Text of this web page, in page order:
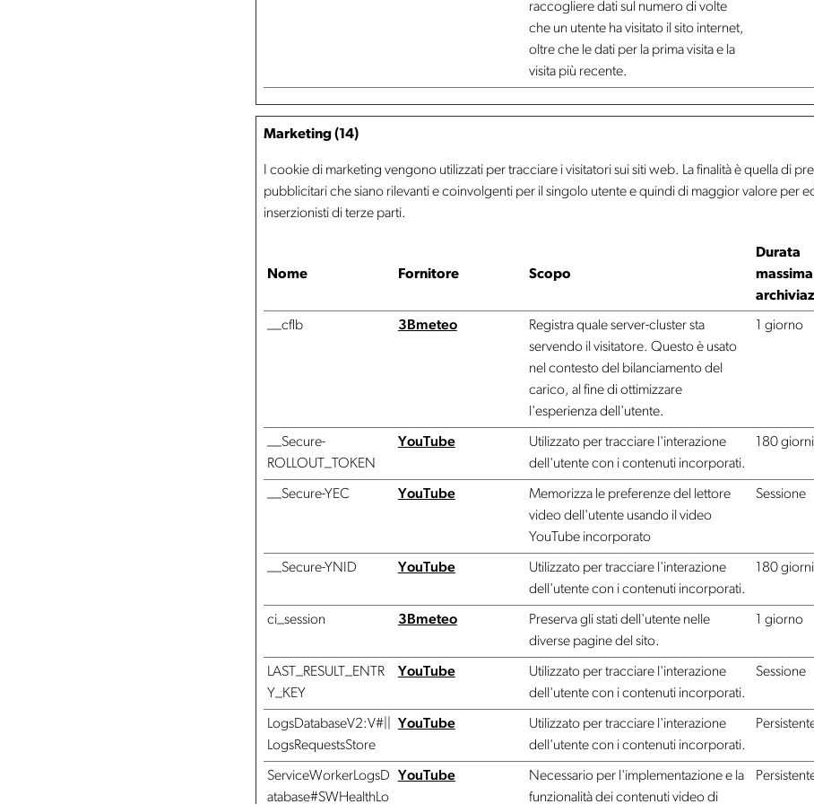
raccogliere dati sul numero di volte
che un utente ha visitato il sito internet,
oltre che le dati per la prima visita e la
visita più recente.
Marketing (14)
I cookie di marketing vengono utilizzati per tracciare i visitatori sui siti web. La finalità è quella di
pubblicitari che siano rilevanti e coinvolgenti per il singolo utente e quindi di maggior valore per
inserzionisti di terze parti.
Nome Fornitore Scopo
Durata
__cflb 3Bmeteo
Registra quale server-cluster sta
servendo il visitatore. Questo è usato
nel contesto del bilanciamento del
carico, al fine di ottimizzare
l'esperienza dell'utente.
1 giorno
__Secure-
ROLLOUT_TOKEN
YouTube
Utilizzato per tracciare l'interazione
dell'utente con i contenuti incorporati.
180 giorni
__Secure-YEC YouTube
Memorizza le preferenze del lettore
video dell'utente usando il video
YouTube incorporato
Sessione
__Secure-YNID YouTube
Utilizzato per tracciare l'interazione
dell'utente con i contenuti incorporati.
180 giorni
ci_session 3Bmeteo
Preserva gli stati dell'utente nelle
diverse pagine del sito.
1 giorno
LAST_RESULT_ENTR
Y_KEY
YouTube
Utilizzato per tracciare l'interazione
dell'utente con i contenuti incorporati.
Sessione
LogsDatabaseV2:V#||
LogsRequestsStore
YouTube
Utilizzato per tracciare l'interazione
dell'utente con i contenuti incorporati.
ServiceWorkerLogsD
atabase#SWHealthLo
YouTube
Necessario per l'implementazione e la
funzionalità dei contenuti video di